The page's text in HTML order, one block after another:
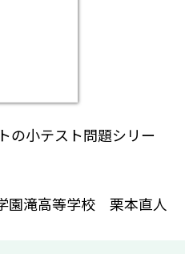
の小テスト問題シリー
園滝高等学校 栗本直人